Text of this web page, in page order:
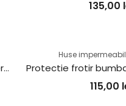
135,00
Protectie frotir bumbac 100% impermeabila – saltea de 140x200cm
Huse
115,00